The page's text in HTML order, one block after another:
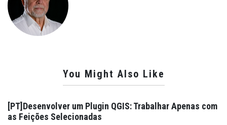
You Might Also Like
[PT]Desenvolver um Plugin QGIS: Trabalhar Apenas com
as Feições Selecionadas